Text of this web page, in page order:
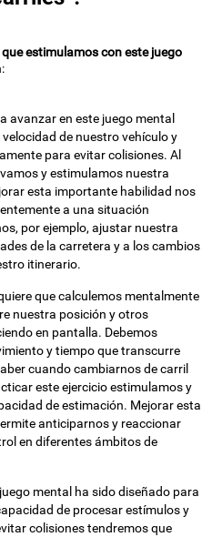
estimulamos con este juego
avanzar en este juego mental
de nuestro vehículo y
para evitar colisiones. Al
y estimulamos nuestra
esta importante habilidad nos
a una situación
por ejemplo, ajustar nuestra
de la carretera y a los cambios
itinerario.
que calculemos mentalmente
nuestra posición y otros
en pantalla. Debemos
y tiempo que transcurre
cuando cambiarnos de carril
este ejercicio estimulamos y
de estimación. Mejorar esta
anticiparnos y reaccionar
en diferentes ámbitos de
mental ha sido diseñado para
de procesar estímulos y
colisiones tendremos que